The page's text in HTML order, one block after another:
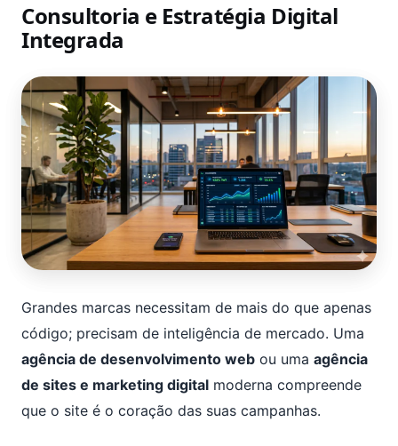
Consultoria e Estratégia Digital
Integrada
Grandes marcas necessitam de mais do que apenas
código; precisam de inteligência de mercado. Uma
agência de desenvolvimento web ou uma agência
de sites e marketing digital moderna compreende
que o site é o coração das suas campanhas.